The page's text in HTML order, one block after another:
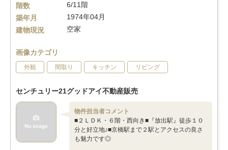
階数
6/11階
築年月
1974年04月
建物現況
空家
画像カテゴリ
外観 間取り キッチン リビング
センチュリー21グッドアイ不動産販売
物件担当者コメント
■２ＬＤＫ・６階・西向き■『放出駅』徒歩１０
分と好立地♪■京橋駅まで２駅とアクセスの良さ
も魅力です◎